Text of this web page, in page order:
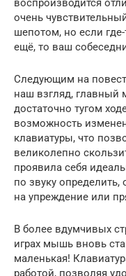
очень
шепотом, но если
ещё, то ваш
Следующим на
наш взгляд, главный
достаточно тугом
возможность
клавиатуры, что
великолепно
проявила себя
по звуку определить,
на упреждение или
В более вдумчивых
играх мышь вновь
маленькая!
работой, позволяя